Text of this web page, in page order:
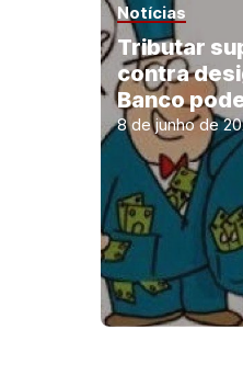
Notícias
Tributar
contra
Banco
8 de junho de